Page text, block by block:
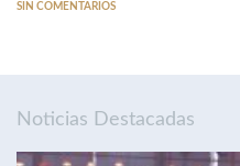
SIN COMENTARIOS
Noticias Destacadas